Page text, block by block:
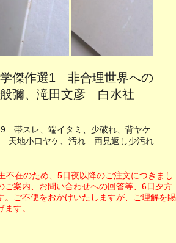
傑作選1 非合理世界への
彌、滝田文彦 白水社
帯スレ、端イタミ、少破れ、背ヤケ
天地小口ヤケ、汚れ 両見返し少汚れ
不在のため、5日夜以降のご注文につきまし
ご案内、お問い合わせへの回答等、6日夕方
。ご不便をおかけいたしますが、ご理解を賜
ます。